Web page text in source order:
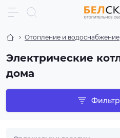
Отопление и водоснабжение
Электрические
дома